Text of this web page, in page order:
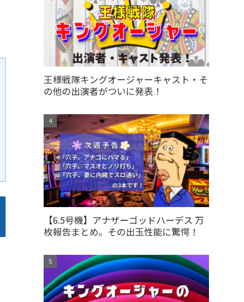
王様戦隊キングオージャーキャスト・そ
の他の出演者がついに発表！
【6.5号機】アナザーゴッドハーデス 万
枚報告まとめ。その出玉性能に驚愕！